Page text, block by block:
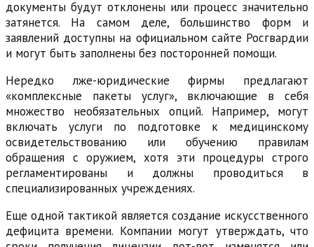
документы будут отклонены или процесс значительно
затянется. На самом деле, большинство форм и
заявлений доступны на официальном сайте Росгвардии
и могут быть заполнены без посторонней помощи.
Нередко лже-юридические фирмы предлагают
«комплексные пакеты услуг», включающие в себя
множество необязательных опций. Например, могут
включать услуги по подготовке к медицинскому
освидетельствованию или обучению правилам
обращения с оружием, хотя эти процедуры строго
регламентированы и должны проводиться в
специализированных учреждениях.
Еще одной тактикой является создание искусственного
дефицита времени. Компании могут утверждать, что